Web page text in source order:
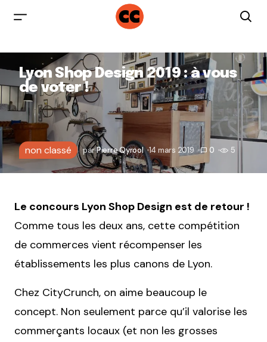
Lyon Shop Design 2019 : à vous
de voter !
non classé parPierre Qyrool 14 mars 2019 0 5
Le concours Lyon Shop Design est de retour !
Comme tous les deux ans, cette compétition
de commerces vient récompenser les
établissements les plus canons de Lyon.
Chez CityCrunch, on aime beaucoup le
concept. Non seulement parce qu’il valorise les
commerçants locaux (et non les grosses